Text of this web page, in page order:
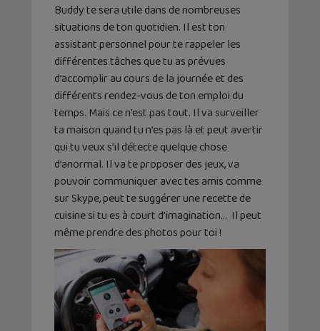
Buddy te sera utile dans de nombreuses
situations de ton quotidien. Il est ton
assistant personnel pour te rappeler les
différentes tâches que tu as prévues
d’accomplir au cours de la journée et des
différents rendez-vous de ton emploi du
temps. Mais ce n’est pas tout. Il va surveiller
ta maison quand tu n’es pas là et peut avertir
qui tu veux s’il détecte quelque chose
d’anormal. Il va te proposer des jeux, va
pouvoir communiquer avec tes amis comme
sur Skype, peut te suggérer une recette de
cuisine si tu es à court d’imagination… Il peut
même prendre des photos pour toi !